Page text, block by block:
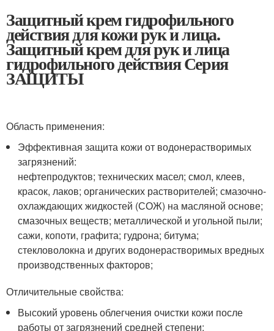
Защитный крем гидрофильного
действия для кожи рук и лица.
Защитный крем для рук и лица
гидрофильного действия Серия
ЗАЩИТЫ
Область применения:
Эффективная защита кожи от водонерастворимых
загрязнений:
нефтепродуктов; технических масел; смол, клеев,
красок, лаков; органических растворителей; смазочно-
охлаждающих жидкостей (СОЖ) на масляной основе;
смазочных веществ; металлической и угольной пыли;
сажи, копоти, графита; гудрона; битума;
стекловолокна и других водонерастворимых вредных
производственных факторов;
Отличительные свойства:
Высокий уровень облегчения очистки кожи после
работы от загрязнений средней степени;